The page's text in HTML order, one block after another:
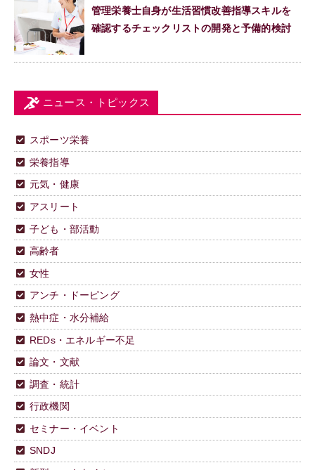
管理栄養士自身が生活習慣改善指導スキルを
確認するチェックリストの開発と予備的検討
ニュース・トピックス
スポーツ栄養
栄養指導
元気・健康
アスリート
子ども・部活動
高齢者
女性
アンチ・ドーピング
熱中症・水分補給
REDs・エネルギー不足
論文・文献
調査・統計
行政機関
セミナー・イベント
SNDJ